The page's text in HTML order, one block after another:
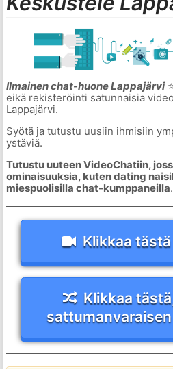
Ilmainen chat-huone Lappajärvi
eikä rekisteröinti satunnaisia
Lappajärvi.
Syötä ja tutustu uusiin ihmisiin
ystäviä.
Tutustu uuteen VideoChatiin,
ominaisuuksia, kuten dating
miespuolisilla chat-kumppaneilla.
Klikkaa
Klikkaa